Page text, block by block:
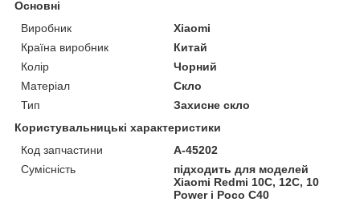
Основні
Виробник
Xiaomi
Країна виробник
Китай
Колір
Чорний
Матеріал
Скло
Тип
Захисне скло
Користувальницькі характеристики
Код запчастини
A-45202
Сумісність
підходить для моделей
Xiaomi Redmi 10C, 12C, 10
Power і Poco C40